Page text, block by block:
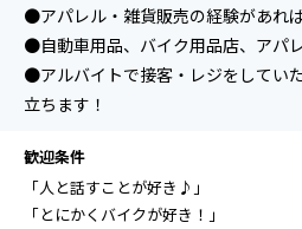
●アパレル・雑貨販売の経験があれ
●自動車用品、バイク用品店、アパ
●アルバイトで接客・レジをしてい
立ちます！
歓迎条件
「人と話すことが好き♪」
「とにかくバイクが好き！」